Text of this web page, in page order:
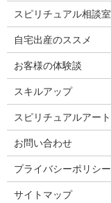
スピリチュアル相談室
自宅出産のススメ
お客様の体験談
スキルアップ
スピリチュアルアート
お問い合わせ
プライバシーポリシー
サイトマップ